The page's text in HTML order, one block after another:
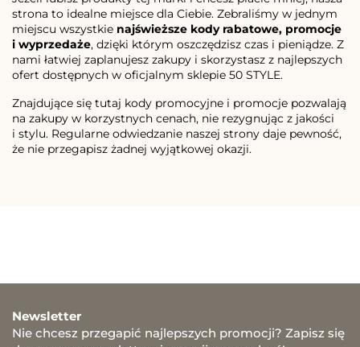
strona to idealne miejsce dla Ciebie. Zebraliśmy w jednym
miejscu wszystkie najświeższe kody rabatowe, promocje
i wyprzedaże, dzięki którym oszczędzisz czas i pieniądze. Z
nami łatwiej zaplanujesz zakupy i skorzystasz z najlepszych
ofert dostępnych w oficjalnym sklepie 50 STYLE.
Znajdujące się tutaj kody promocyjne i promocje pozwalają
na zakupy w korzystnych cenach, nie rezygnując z jakości
i stylu. Regularne odwiedzanie naszej strony daje pewność,
że nie przegapisz żadnej wyjątkowej okazji.
Newsletter
Nie chcesz przegapić najlepszych promocji? Zapisz się